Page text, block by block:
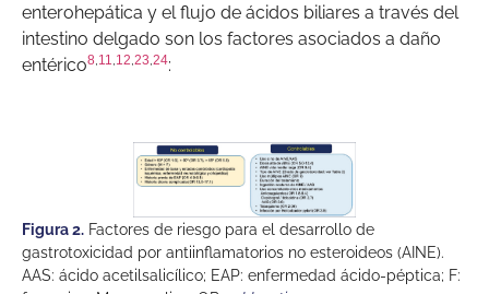
enterohepática y el flujo de ácidos biliares a través del
intestino delgado son los factores asociados a daño
entérico8,11,12,23,24:
Figura 2. Factores de riesgo para el desarrollo de
gastrotoxicidad por antiinflamatorios no esteroideos (AINE).
AAS: ácido acetilsalicílico; EAP: enfermedad ácido-péptica; F: